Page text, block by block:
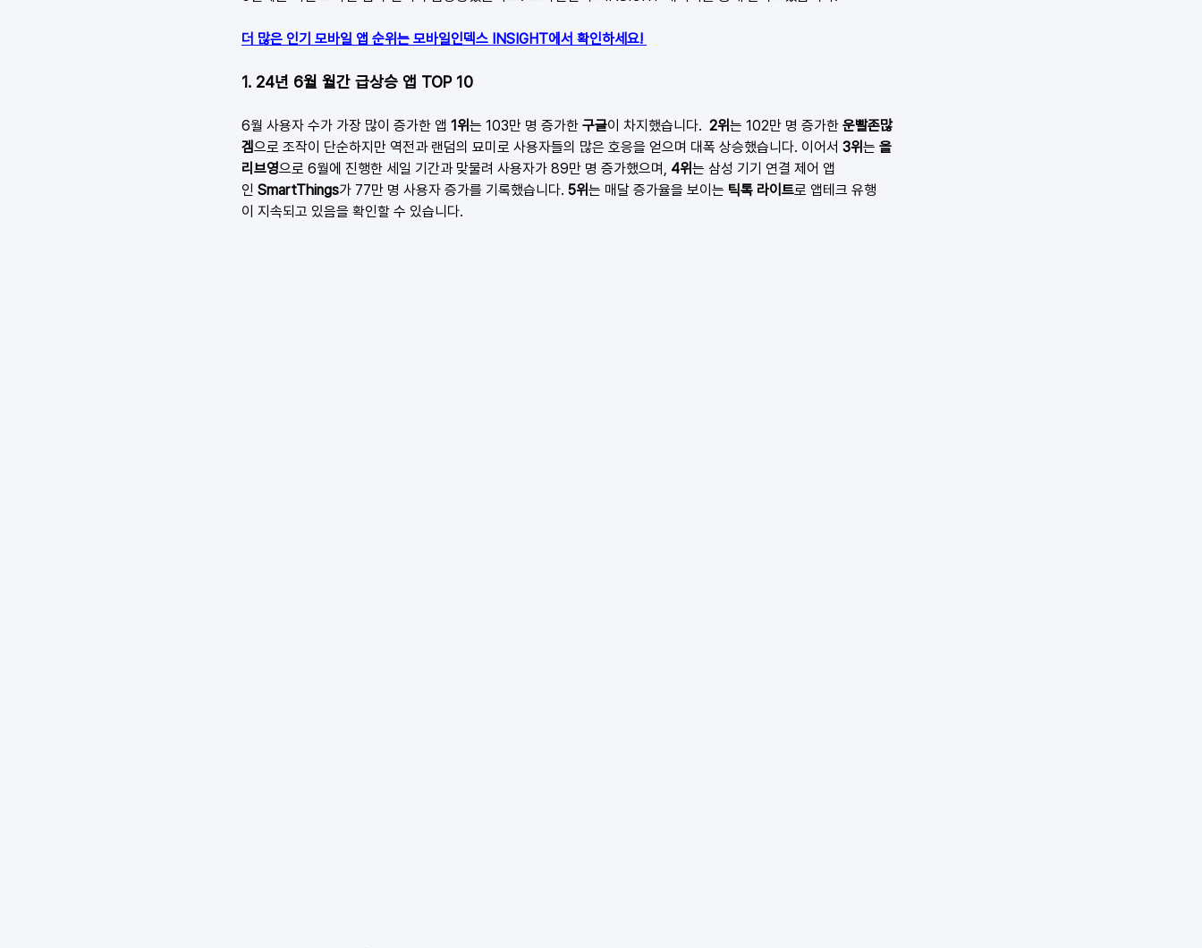
더 많은 인기 모바일 앱 순위는 모바일인덱스 INSIGHT에서 확인하세요!
1. 24년 6월 월간 급상승 앱 TOP 10
6월 사용자 수가 가장 많이 증가한 앱 1위는 103만 명 증가한 구글이 차지했습니다. 2위는 102만 명 증가한 운빨존많
겜으로 조작이 단순하지만 역전과 랜덤의 묘미로 사용자들의 많은 호응을 얻으며 대폭 상승했습니다. 이어서 3위는 올
리브영으로 6월에 진행한 세일 기간과 맞물려 사용자가 89만 명 증가했으며, 4위는 삼성 기기 연결 제어 앱
인 SmartThings가 77만 명 사용자 증가를 기록했습니다. 5위는 매달 증가율을 보이는 틱톡 라이트로 앱테크 유행
이 지속되고 있음을 확인할 수 있습니다.